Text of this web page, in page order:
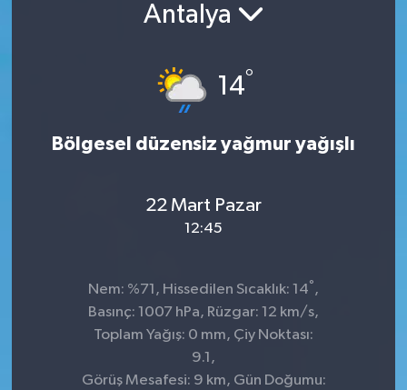
Antalya
14°
Bölgesel düzensiz yağmur yağışlı
22 Mart Pazar
12:45
Nem: %71, Hissedilen Sıcaklık: 14° ,
Basınç: 1007 hPa, Rüzgar: 12 km/s,
Toplam Yağış: 0 mm, Çiy Noktası:
9.1,
Görüş Mesafesi: 9 km, Gün Doğumu: